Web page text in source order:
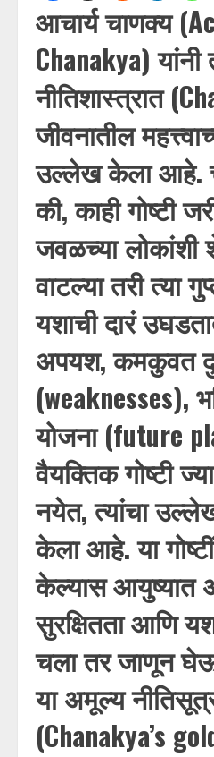
आचार्य चाणक्य
Chanakya) यांनी
नीतिशास्त्रात
जीवनातील
उल्लेख केला आहे.
की, काही गोष्टी
जवळच्या लोकांशी
वाटल्या तरी त्या
यशाची दारं
अपयश, कमकुवत
(weaknesses),
योजना (future
वैयक्तिक गोष्टी
नयेत, त्यांचा
केला आहे. या
केल्यास आयुष्यात
सुरक्षितता आणि
चला तर जाणून
या अमूल्य
(Chanakya’s